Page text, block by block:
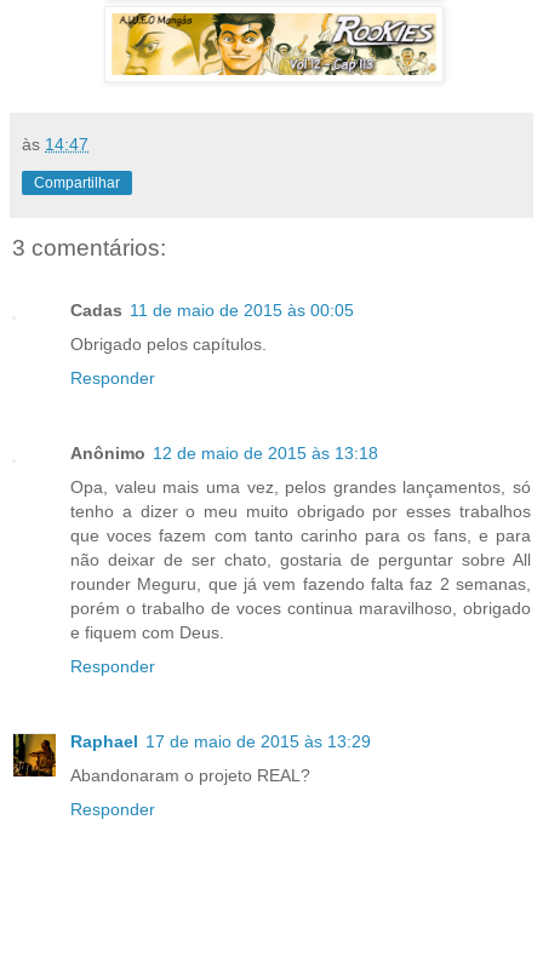
às 14:47
Compartilhar
3 comentários:
Cadas 11 de maio de 2015 às 00:05
Obrigado pelos capítulos.
Responder
Anônimo 12 de maio de 2015 às 13:18
Opa, valeu mais uma vez, pelos grandes lançamentos, só
tenho a dizer o meu muito obrigado por esses trabalhos
que voces fazem com tanto carinho para os fans, e para
não deixar de ser chato, gostaria de perguntar sobre All
rounder Meguru, que já vem fazendo falta faz 2 semanas,
porém o trabalho de voces continua maravilhoso, obrigado
e fiquem com Deus.
Responder
Raphael 17 de maio de 2015 às 13:29
Abandonaram o projeto REAL?
Responder